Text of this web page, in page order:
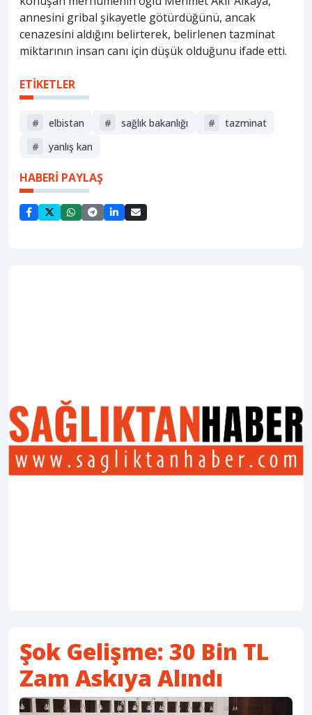
annesini gribal şikayetle götürdüğünü, ancak
cenazesini aldığını belirterek, belirlenen tazminat
miktarının insan canı için düşük olduğunu ifade etti.
ETİKETLER
# elbistan # sağlik bakanliği #
tazminat
#
yanlış kan
HABERİ PAYLAŞ
Şok Gelişme: 30 Bin TL
Zam Askıya Alındı